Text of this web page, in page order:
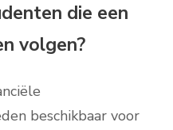
die een
volgen?
beschikbaar voor